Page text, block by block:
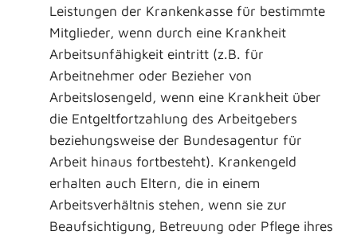
Leistungen der Krankenkasse für bestimmte
Mitglieder, wenn durch eine Krankheit
Arbeitsunfähigkeit eintritt (z.B. für
Arbeitnehmer oder Bezieher von
Arbeitslosengeld, wenn eine Krankheit über
die Entgeltfortzahlung des Arbeitgebers
beziehungsweise der Bundesagentur für
Arbeit hinaus fortbesteht). Krankengeld
erhalten auch Eltern, die in einem
Arbeitsverhältnis stehen, wenn sie zur
Beaufsichtigung, Betreuung oder Pflege ihres